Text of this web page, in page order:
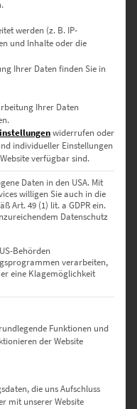
75 x 50 cm
gewählt werden
werden (z. B. IP-
und Inhalte oder die
Ihrer Daten finden Sie in
Ihrer Daten
widerrufen oder
individueller Einstellungen
verfügbar sind.
Daten in den USA. Mit
willigen Sie auch in die
Art. 49 (1) lit. a GDPR ein.
Datenschutz
Behörden
verarbeiten,
eine Klagemöglichkeit
für die eine Einwilligung
Funktionen und
der Website
die uns Aufschluss
mit unserer Website